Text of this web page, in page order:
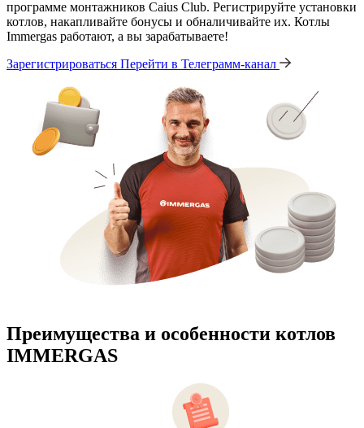
программе монтажников Caius Club. Регистрируйте установки
котлов, накапливайте бонусы и обналичивайте их. Котлы
Immergas работают, а вы зарабатываете!
Зарегистрироваться Перейти в Телеграмм-канал
Преимущества и особенности котлов
IMMERGAS